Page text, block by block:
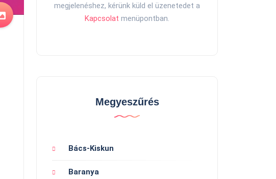
megjelenéshez, kérünk küld el üzenetedet a
Kapcsolat menüpontban.
Megyeszűrés
Bács-Kiskun
Baranya